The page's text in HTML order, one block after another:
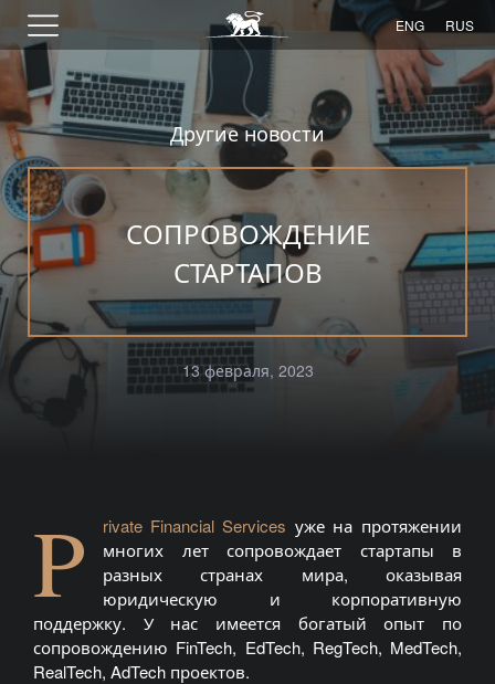
ENG RUS
Другие новости
СОПРОВОЖДЕНИЕ
СТАРТАПОВ
13 февраля, 2023
P rivate Financial Services уже на протяжении
многих лет сопровождает стартапы в
разных странах мира, оказывая
юридическую и корпоративную
поддержку. У нас имеется богатый опыт по
сопровождению FinTech, EdTech, RegTech, MedTech,
RealTech, AdTech проектов.